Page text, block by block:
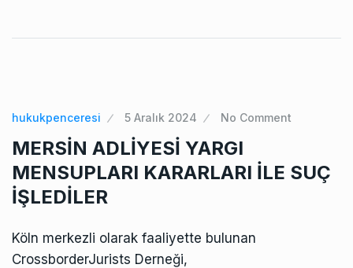
hukukpenceresi 5 Aralık 2024 No Comment
MERSİN ADLİYESİ YARGI
MENSUPLARI KARARLARI İLE SUÇ
İŞLEDİLER
Köln merkezli olarak faaliyette bulunan
CrossborderJurists Derneği,